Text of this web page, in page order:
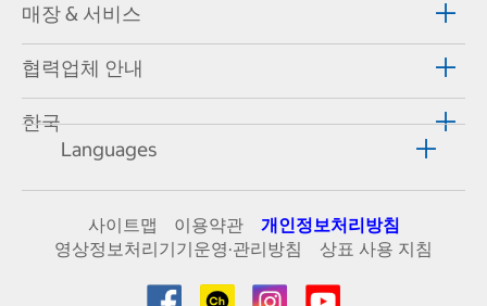
매장 & 서비스
협력업체 안내
한국
Languages
사이트맵 이용약관
개인정보처리방침
영상정보처리기기운영·관리방침
상표 사용 지침